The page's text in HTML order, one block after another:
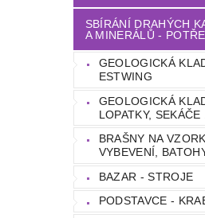
TERÉNNÍ
OBCHODNÍ
SBÍRÁNÍ DRAHÝCH
A MINERÁLŮ -
GEOLOGICKÁ
ESTWING
GEOLOGICKÁ
LOPATKY, SEKÁČE
BRAŠNY NA
VYBEVENÍ,
BAZAR - STROJE
PODSTAVCE -